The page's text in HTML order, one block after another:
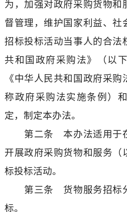
为，加强对政府采购货物和
督管理，维护国家利益、社
招标投标活动当事人的合法
共和国政府采购法》（以
《中华人民共和国政府采
称政府采购法实施条例）
定，制定本办法。
第二条 本办法适用于在
开展政府采购货物和服务（
标投标活动。
第三条 货物服务招标分
标。